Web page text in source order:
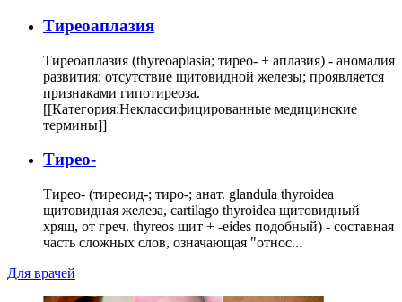
Тиреоаплазия
Тиреоаплазия (thyreoaplasia; тирео- + аплазия) - аномалия
развития: отсутствие щитовидной железы; проявляется
признаками гипотиреоза.
[[Категория:Неклассифицированные медицинские
термины]]
Тирео-
Тирео- (тиреоид-; тиро-; анат. glandula thyroidea
щитовидная железа, cartilago thyroidea щитовидный
хрящ, от греч. thyreos щит + -eides подобный) - составная
часть сложных слов, означающая "относ...
Для врачей